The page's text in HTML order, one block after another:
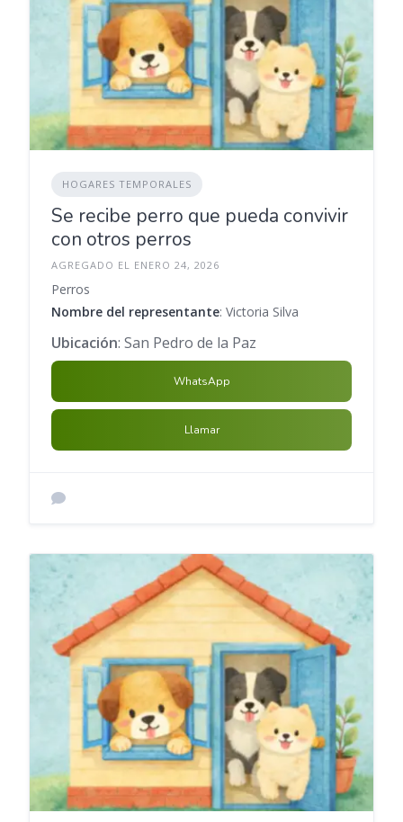
HOGARES TEMPORALES
Se recibe perro que pueda convivir
con otros perros
AGREGADO EL ENERO 24, 2026
Perros
Nombre del representante: Victoria Silva
Ubicación: San Pedro de la Paz
WhatsApp
Llamar